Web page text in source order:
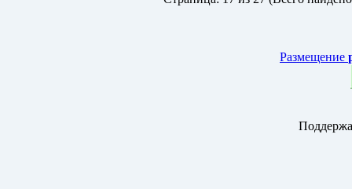
Размещение